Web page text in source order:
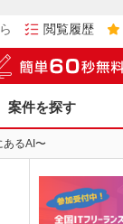
閲覧履歴
案件を探す
あるAI〜